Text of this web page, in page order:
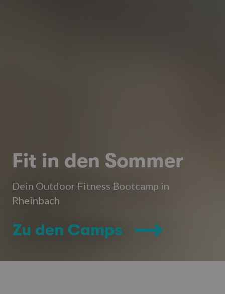
Fit in den Sommer
Dein Outdoor Fitness Bootcamp in
Rheinbach
Zu den Camps